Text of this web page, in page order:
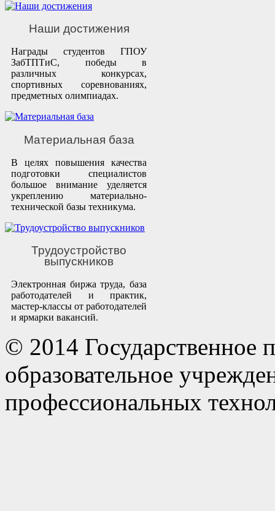
Наши достижения
Награды студентов ГПОУ
ЗабТПТиС, победы в
различных конкурсах,
спортивных соревнованиях,
предметных олимпиадах.
Материальная база
В целях повышения качества
подготовки специалистов
большое внимание уделяется
укреплению материально-
технической базы техникума.
Трудоустройство
выпускников
Электронная биржа труда, база
работодателей и практик,
мастер-классы от работодателей
и ярмарки вакансий.
© 2014 Государственное
образовательное
профессиональных